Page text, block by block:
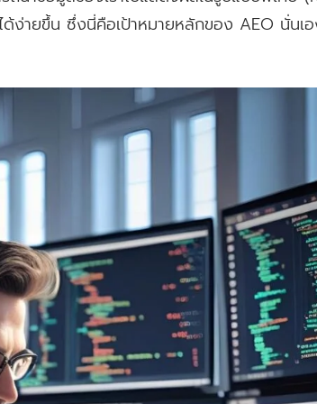
ง่ายขึ้น ซึ่งนี่คือเป้าหมายหลักของ AEO นั่นเ